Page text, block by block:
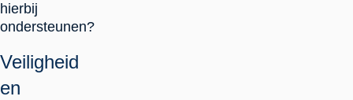
hierbij
ondersteunen?
Veiligheid
en